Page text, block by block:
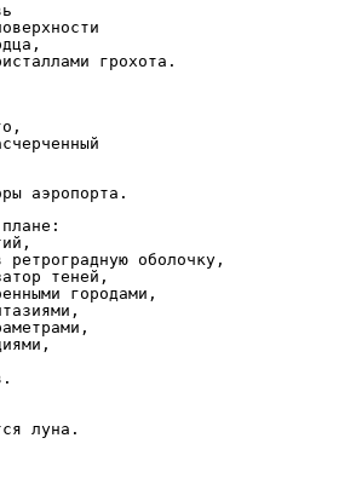
грохота.
аэропорта.
оболочку,
теней,
городами,
луна.